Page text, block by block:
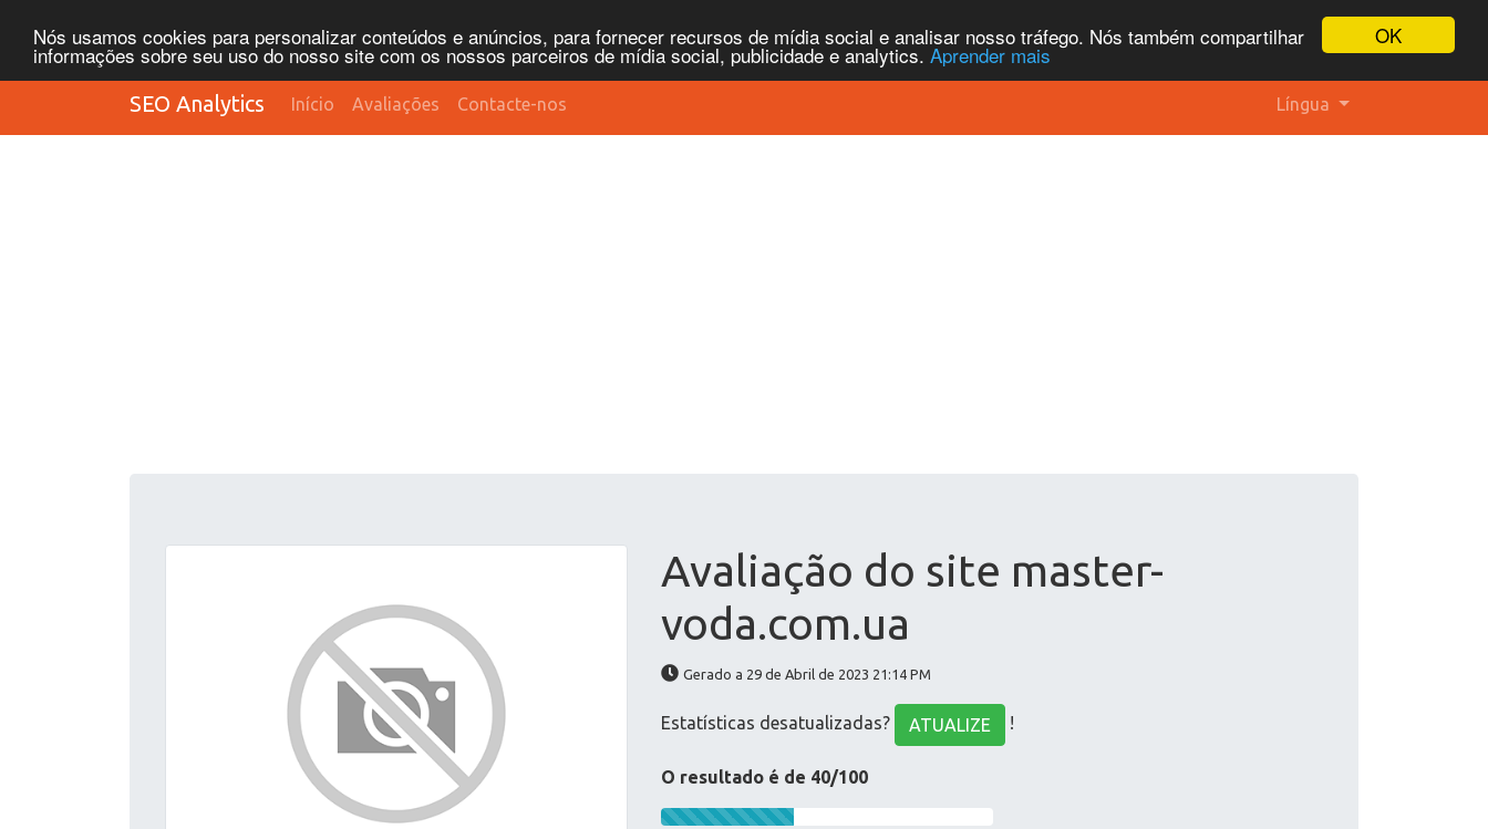
OK
Nós usamos cookies para personalizar conteúdos e anúncios, para fornecer recursos de mídia social e analisar nosso tráfego. Nós também compartilhar
informações sobre seu uso do nosso site com os nossos parceiros de mídia social, publicidade e analytics. Aprender mais
SEO Analytics Início Avaliações Contacte-nos Língua
Avaliação do site master-
voda.com.ua
Gerado a 29 de Abril de 2023 21:14 PM
Estatísticas desatualizadas? ATUALIZE !
O resultado é de 40/100